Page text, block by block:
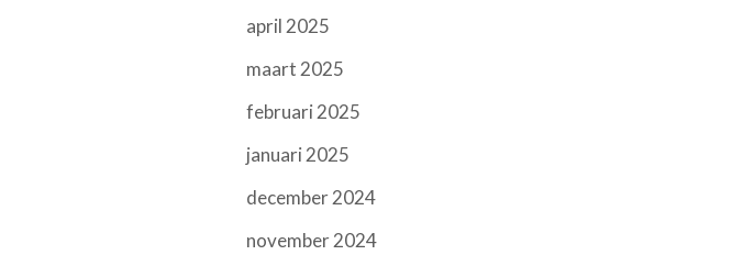
april 2025
maart 2025
februari 2025
januari 2025
december 2024
november 2024